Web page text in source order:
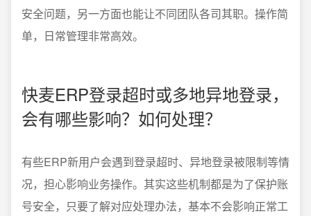
安全问题，另一方面也能让不同团队各司其职。操作简
单，日常管理非常高效。
快麦ERP登录超时或多地异地登录，
会有哪些影响？如何处理？
有些ERP新用户会遇到登录超时、异地登录被限制等情
况，担心影响业务操作。其实这些机制都是为了保护账
号安全，只要了解对应处理办法，基本不会影响正常工